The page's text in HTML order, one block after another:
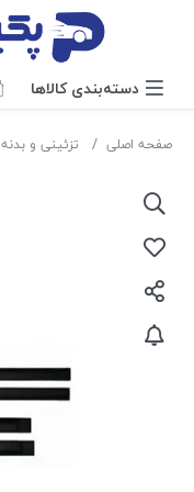
دسته‌بندی‌ کالاها
صفحه اصلی تزئینی و بدنه